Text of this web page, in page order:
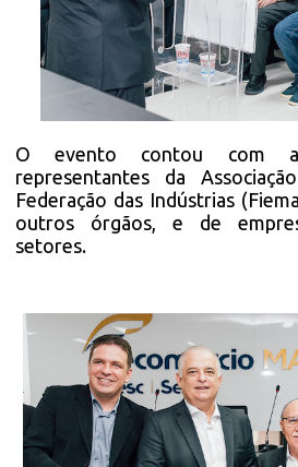
O evento contou com a
representantes da
Federação das Indústrias
outros órgãos, e de
setores.